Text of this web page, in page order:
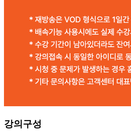
강의구성